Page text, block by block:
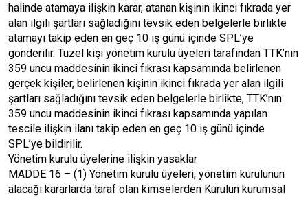
halinde atamaya ilişkin karar, atanan kişinin ikinci fıkrada yer
alan ilgili şartları sağladığını tevsik eden belgelerle birlikte
atamayı takip eden en geç 10 iş günü içinde SPL’ye
gönderilir. Tüzel kişi yönetim kurulu üyeleri tarafından TTK’nın
359 uncu maddesinin ikinci fıkrası kapsamında belirlenen
gerçek kişiler, belirlenen kişinin ikinci fıkrada yer alan ilgili
şartları sağladığını tevsik eden belgelerle birlikte, TTK’nın
359 uncu maddesinin ikinci fıkrası kapsamında yapılan
tescile ilişkin ilanı takip eden en geç 10 iş günü içinde
SPL’ye bildirilir.
Yönetim kurulu üyelerine ilişkin yasaklar
MADDE 16 – (1) Yönetim kurulu üyeleri, yönetim kurulunun
alacağı kararlarda taraf olan kimselerden Kurulun kurumsal